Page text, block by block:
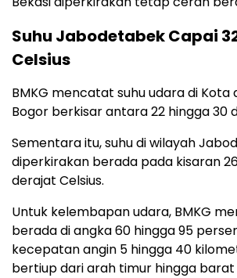
Suhu Jabodetabek Capai
Celsius
BMKG mencatat suhu udara di
Bogor berkisar antara 22 hingga 30
Sementara itu, suhu di wilayah
diperkirakan berada pada kisaran
derajat Celsius.
Untuk kelembapan udara, BMKG
berada di angka 60 hingga 95
kecepatan angin 5 hingga 40
bertiup dari arah timur hingga barat